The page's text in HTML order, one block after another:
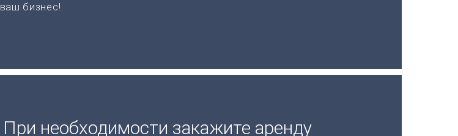
ваш бизнес!
При необходимости закажите аренду